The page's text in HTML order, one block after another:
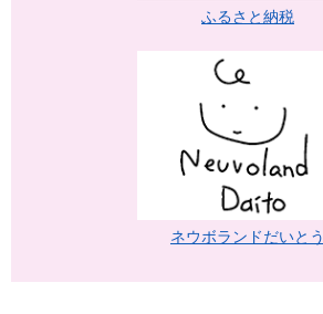
ふるさと納税
ネウボランドだいとう